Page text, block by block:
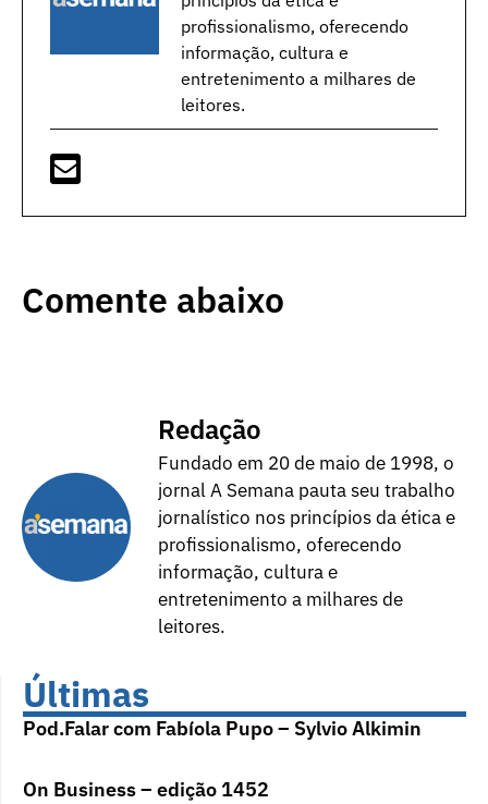
profissionalismo, oferecendo
informação, cultura e
entretenimento a milhares de
leitores.
Comente abaixo
Redação
Fundado em 20 de maio de 1998, o
jornal A Semana pauta seu trabalho
jornalístico nos princípios da ética e
profissionalismo, oferecendo
informação, cultura e
entretenimento a milhares de
leitores.
Últimas
Pod.Falar com Fabíola Pupo – Sylvio Alkimin
On Business – edição 1452